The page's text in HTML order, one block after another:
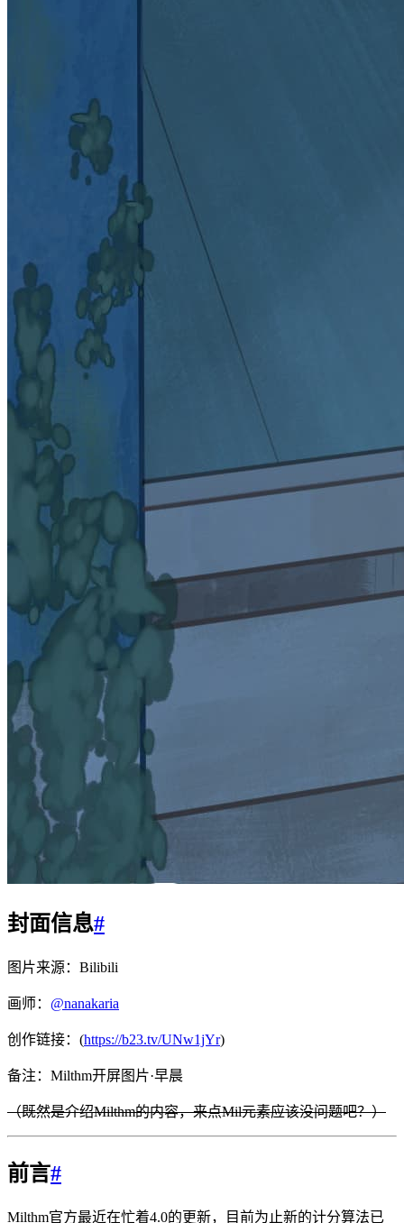
封面信息#
图片来源：Bilibili
画师： @nanakaria
创作链接：(https://b23.tv/UNw1jYr)
备注：Milthm开屏图片·早晨
（既然是介绍Milthm的内容，来点Mil元素应该没问题吧？）
前言#
Milthm官方最近在忙着4.0的更新，目前为止新的计分算法已